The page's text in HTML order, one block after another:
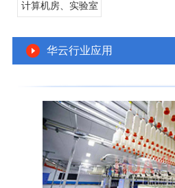
计算机房、实验室
华云行业应用